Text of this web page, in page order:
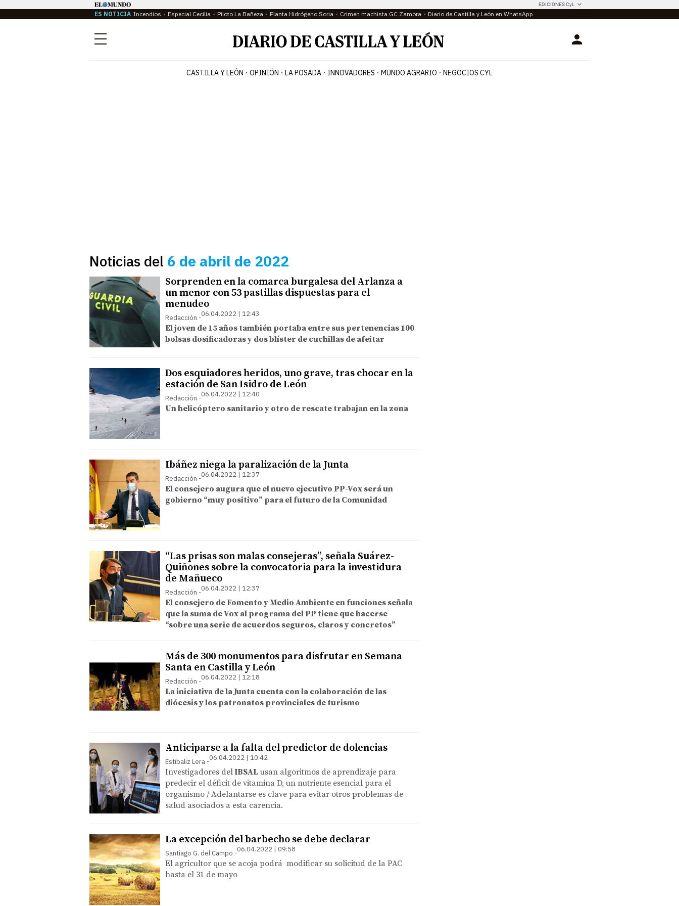
EDICIONES CyL
ES NOTICIA Incendios Especial Cecilia Piloto La Bañeza Planta Hidrógeno Soria Crimen machista GC Zamora Diario de Castilla y León en WhatsApp
Menú Login
CASTILLA Y LEÓN OPINIÓN LA POSADA INNOVADORES MUNDO AGRARIO NEGOCIOS CYL
Noticias del 6 de abril de 2022
Sorprenden en la comarca burgalesa del Arlanza a
un menor con 53 pastillas dispuestas para el
menudeo
Redacción 06.04.2022 | 12:43
El joven de 15 años también portaba entre sus pertenencias 100
bolsas dosificadoras y dos blíster de cuchillas de afeitar
Dos esquiadores heridos, uno grave, tras chocar en la
estación de San Isidro de León
Redacción 06.04.2022 | 12:40
Un helicóptero sanitario y otro de rescate trabajan en la zona
Ibáñez niega la paralización de la Junta
Redacción 06.04.2022 | 12:37
El consejero augura que el nuevo ejecutivo PP-Vox será un
gobierno “muy positivo” para el futuro de la Comunidad
“Las prisas son malas consejeras”, señala Suárez-
Quiñones sobre la convocatoria para la investidura
de Mañueco
Redacción 06.04.2022 | 12:37
El consejero de Fomento y Medio Ambiente en funciones señala
que la suma de Vox al programa del PP tiene que hacerse
“sobre una serie de acuerdos seguros, claros y concretos”
Más de 300 monumentos para disfrutar en Semana
Santa en Castilla y León
Redacción 06.04.2022 | 12:18
La iniciativa de la Junta cuenta con la colaboración de las
diócesis y los patronatos provinciales de turismo
Anticiparse a la falta del predictor de dolencias
Estibaliz Lera 06.04.2022 | 10:42
Investigadores delIBSAL usan algoritmos de aprendizaje para
predecir el déficit de vitamina D, un nutriente esencial para el
organismo / Adelantarse es clave para evitar otros problemas de
salud asociados a esta carencia.
La excepción del barbecho se debe declarar
Santiago G. del Campo 06.04.2022 | 09:58
El agricultor que se acoja podrá modificar su solicitud de la PAC
hasta el 31 de mayo